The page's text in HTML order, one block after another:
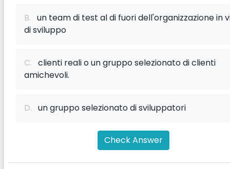
B. un team di test al di fuori dell'organizzazione in
di sviluppo
C. clienti reali o un gruppo selezionato di clienti
amichevoli.
D. un gruppo selezionato di sviluppatori
Check Answer